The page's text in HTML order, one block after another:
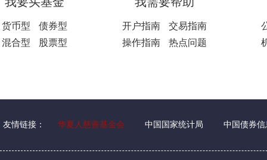
货币型
债券型
混合型
股票型
开户指南
交易指南
操作指南
热点问题
友情链接： 华夏人慈善基金会 中国国家统计局 中国债券信